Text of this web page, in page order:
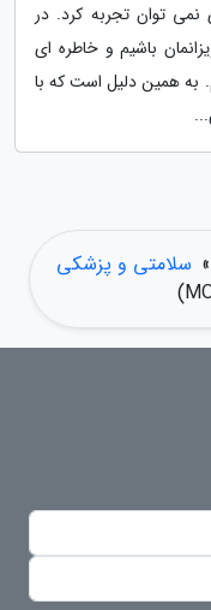
نمی توان تجربه کرد. در
باشیم و خاطره ای
به همین دلیل است که با
» سلامتی و پزشکی